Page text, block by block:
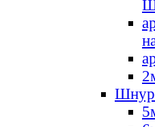
Шнур